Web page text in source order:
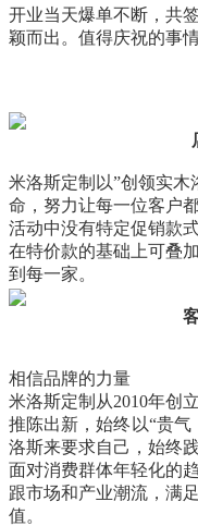
开业当天爆单不断，共
颖而出。 值得庆祝的事
米洛斯定制以”创领实木
命，努力让每一位客户
活动中没有特定促销款
在特价款的基础上可叠
到每一家。
相信品牌的力量
米洛斯定制从2010年创
推陈出新，始终以“贵
洛斯来要求自己，始终
面对消费群体年轻化的
跟市场和产业潮流，满
值。